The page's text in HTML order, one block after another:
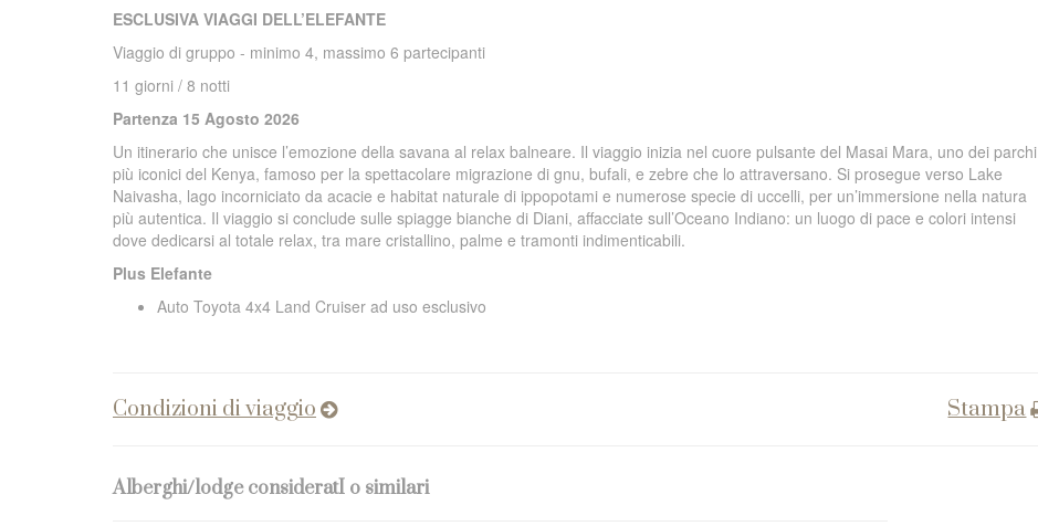
ESCLUSIVA VIAGGI DELL’ELEFANTE
Viaggio di gruppo - minimo 4, massimo 6 partecipanti
11 giorni / 8 notti
Partenza 15 Agosto 2026
Un itinerario che unisce l’emozione della savana al relax balneare. Il viaggio inizia nel cuore pulsante del Masai Mara, uno dei parchi
più iconici del Kenya, famoso per la spettacolare migrazione di gnu, bufali, e zebre che lo attraversano. Si prosegue verso Lake
Naivasha, lago incorniciato da acacie e habitat naturale di ippopotami e numerose specie di uccelli, per un’immersione nella natura
più autentica. Il viaggio si conclude sulle spiagge bianche di Diani, affacciate sull’Oceano Indiano: un luogo di pace e colori intensi
dove dedicarsi al totale relax, tra mare cristallino, palme e tramonti indimenticabili.
Plus Elefante
Auto Toyota 4x4 Land Cruiser ad uso esclusivo
Condizioni di viaggio Stampa
Alberghi/lodge consideratI o similari